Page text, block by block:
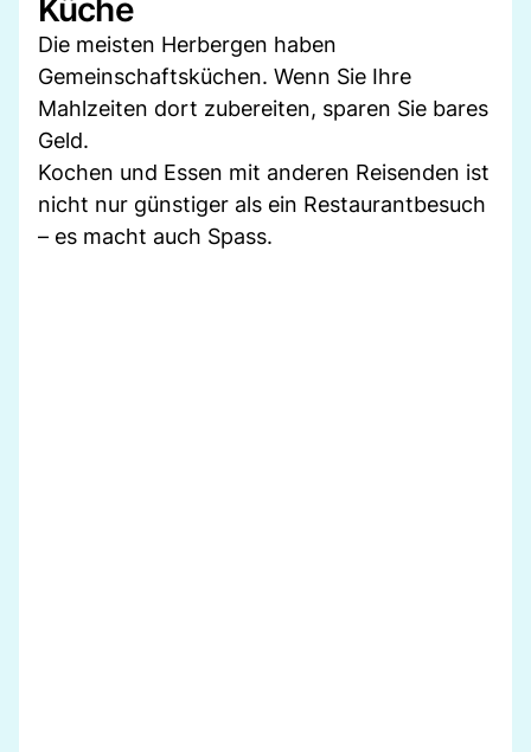
Küche
Die meisten Herbergen haben
Gemeinschaftsküchen. Wenn Sie Ihre
Mahlzeiten dort zubereiten, sparen Sie bares
Geld.
Kochen und Essen mit anderen Reisenden ist
nicht nur günstiger als ein Restaurantbesuch
– es macht auch Spass.